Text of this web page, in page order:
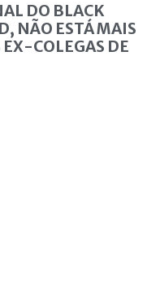
DO BLACK
NÃO ESTÁ MAIS
COLEGAS DE